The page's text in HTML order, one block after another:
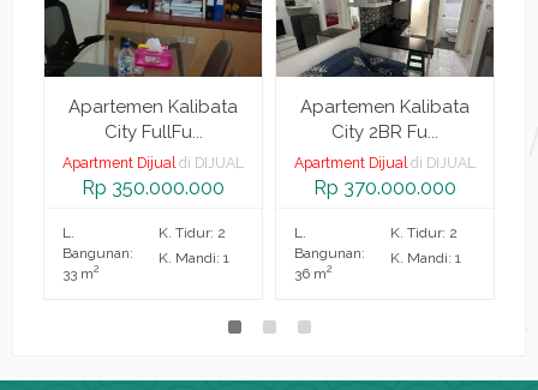
Apartemen Kalibata
City FullFu...
Apartment Dijual di DIJUAL
Rp 350.000.000
L.
Bangunan:
33 m2
K. Tidur: 2
K. Mandi: 1
Apartemen Kalibata
City 2BR Fu...
Apartment Dijual di DIJUAL
Rp 370.000.000
L.
Bangunan:
36 m2
K. Tidur: 2
K. Mandi: 1